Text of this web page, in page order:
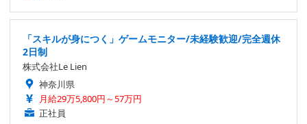
「スキルが身につく」ゲームモニター/未経験歓迎/完全週休
2日制
株式会社Le Lien
神奈川県
月給29万5,800円～57万円
正社員